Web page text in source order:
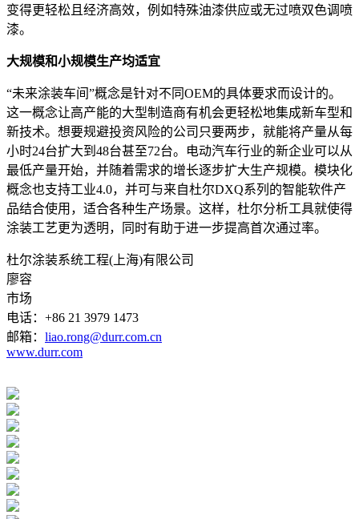
变得更轻松且经济高效，例如特殊油漆供应或无过喷双色调喷
漆。
大规模和小规模生产均适宜
“未来涂装车间”概念是针对不同OEM的具体要求而设计的。
这一概念让高产能的大型制造商有机会更轻松地集成新车型和
新技术。想要规避投资风险的公司只要两步，就能将产量从每
小时24台扩大到48台甚至72台。电动汽车行业的新企业可以从
最低产量开始，并随着需求的增长逐步扩大生产规模。模块化
概念也支持工业4.0，并可与来自杜尔DXQ系列的智能软件产
品结合使用，适合各种生产场景。这样，杜尔分析工具就使得
涂装工艺更为透明，同时有助于进一步提高首次通过率。
杜尔涂装系统工程(上海)有限公司
廖容
市场
电话：+86 21 3979 1473
邮箱： liao.rong@durr.com.cn
www.durr.com